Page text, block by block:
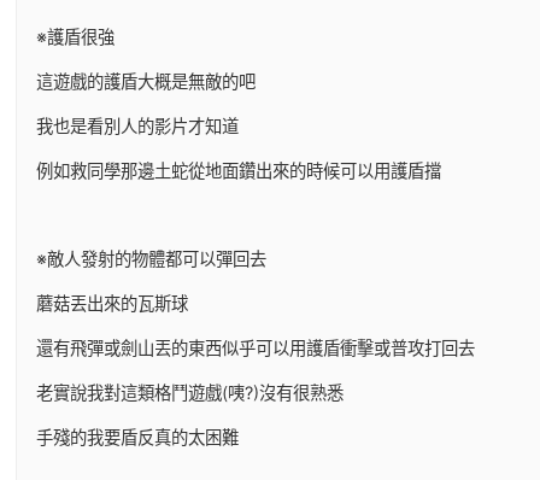
※護盾很強
這遊戲的護盾大概是無敵的吧
我也是看別人的影片才知道
例如救同學那邊土蛇從地面鑽出來的時候可以用護盾擋
※敵人發射的物體都可以彈回去
蘑菇丟出來的瓦斯球
還有飛彈或劍山丟的東西似乎可以用護盾衝擊或普攻打回去
老實說我對這類格鬥遊戲(咦?)沒有很熟悉
手殘的我要盾反真的太困難